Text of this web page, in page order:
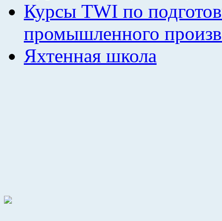
Курсы TWI по
промышленного
Яхтенная школа